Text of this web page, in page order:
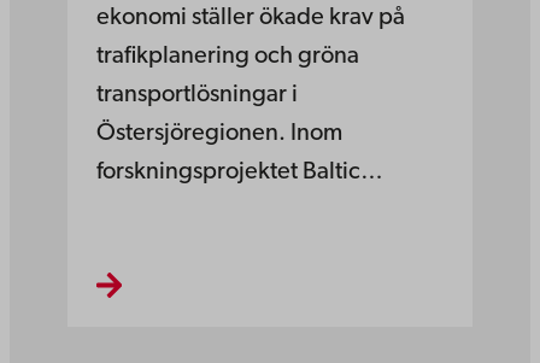
ekonomi ställer ökade krav på
trafikplanering och gröna
transportlösningar i
Östersjöregionen. Inom
forskningsprojektet Baltic…